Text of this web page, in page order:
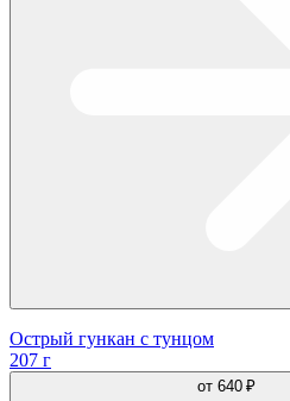
Острый гункан с тунцом
207 г
от 640 ₽